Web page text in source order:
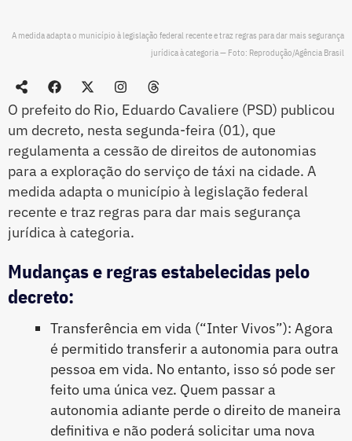
A medida adapta o município à legislação federal recente e traz regras para dar mais segurança
jurídica à categoria — Foto: Reprodução/Agência Brasil
O prefeito do Rio, Eduardo Cavaliere (PSD) publicou
um decreto, nesta segunda-feira (01), que
regulamenta a cessão de direitos de autonomias
para a exploração do serviço de táxi na cidade. A
medida adapta o município à legislação federal
recente e traz regras para dar mais segurança
jurídica à categoria.
Mudanças e regras estabelecidas pelo
decreto:
Transferência em vida (“Inter Vivos”): Agora
é permitido transferir a autonomia para outra
pessoa em vida. No entanto, isso só pode ser
feito uma única vez. Quem passar a
autonomia adiante perde o direito de maneira
definitiva e não poderá solicitar uma nova